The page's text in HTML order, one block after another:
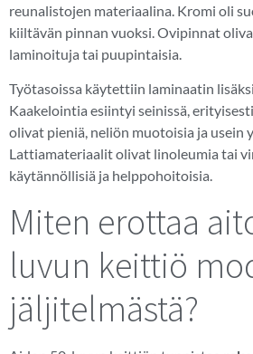
reunalistojen materiaalina. Kromi oli
kiiltävän pinnan vuoksi. Ovipinnat
laminoituja tai puupintaisia.
Työtasoissa käytettiin laminaatin
Kaakelointia esiintyi seinissä,
olivat pieniä, neliön muotoisia ja usein
Lattiamateriaalit olivat linoleumia tai
käytännöllisiä ja helppohoitoisia.
Miten erottaa
luvun keittiö
jäljitelmästä?